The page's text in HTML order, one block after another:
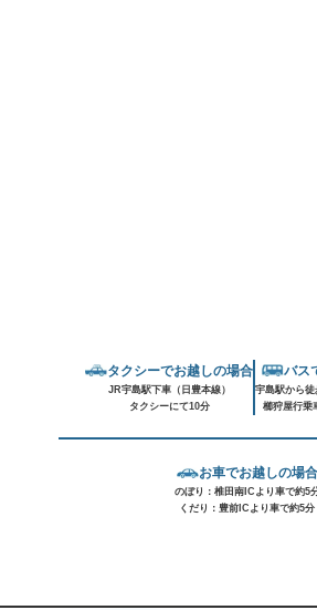
タクシーでお越しの場合
JR宇島駅下車（日豊本線）
タクシーにて10分
バス
宇島駅から徒
櫛狩屋行乗
お車でお越しの場合
のぼり：椎田南ICより車で約5
くだり：豊前ICより車で約5分